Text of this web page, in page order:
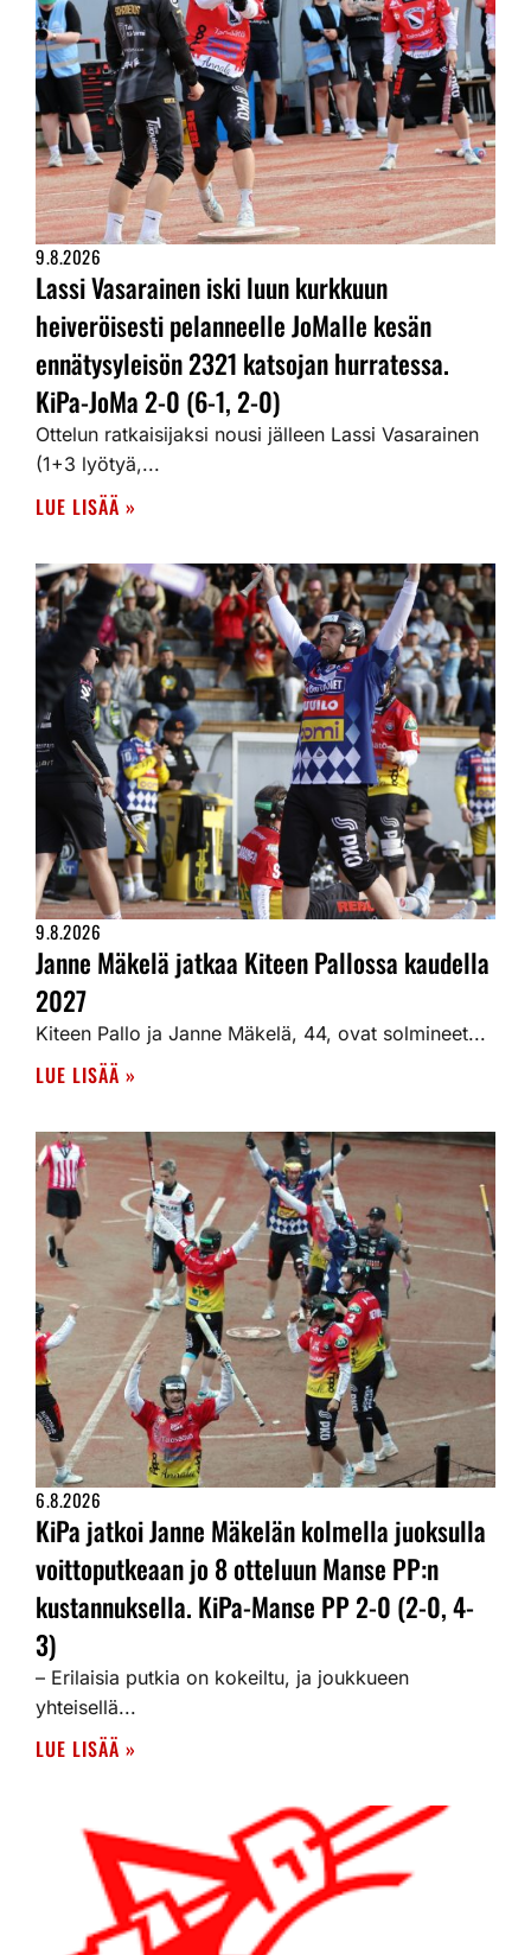
9.8.2026
Lassi Vasarainen iski luun kurkkuun
heiveröisesti pelanneelle JoMalle kesän
ennätysyleisön 2321 katsojan hurratessa.
KiPa-JoMa 2-0 (6-1, 2-0)
Ottelun ratkaisijaksi nousi jälleen Lassi Vasarainen
(1+3 lyötyä,...
LUE LISÄÄ »
9.8.2026
Janne Mäkelä jatkaa Kiteen Pallossa kaudella
2027
Kiteen Pallo ja Janne Mäkelä, 44, ovat solmineet...
LUE LISÄÄ »
6.8.2026
KiPa jatkoi Janne Mäkelän kolmella juoksulla
voittoputkeaan jo 8 otteluun Manse PP:n
kustannuksella. KiPa-Manse PP 2-0 (2-0, 4-
3)
– Erilaisia putkia on kokeiltu, ja joukkueen
yhteisellä...
LUE LISÄÄ »